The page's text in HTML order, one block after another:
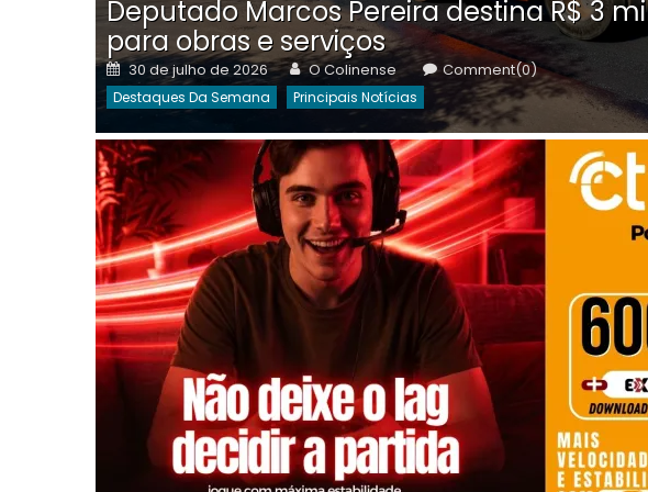
Deputado Marcos Pereira destina R$ 3
para obras e serviços
Posted
on
30 de julho de 2026 Author
O Colinense Comment(0)
Destaques Da Semana Principais Notícias